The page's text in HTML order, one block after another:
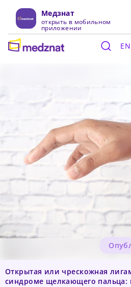
Медзнат
открыть в мобильном
приложении
EN
Открытая или чрескожная
синдроме щелкающего пальца: